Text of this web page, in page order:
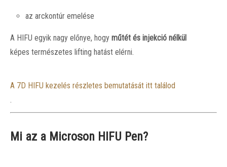
az arckontúr emelése
A HIFU egyik nagy előnye, hogy műtét és injekció nélkül
képes természetes lifting hatást elérni.
A 7D HIFU kezelés részletes bemutatását itt találod
.
Mi az a Microson HIFU Pen?